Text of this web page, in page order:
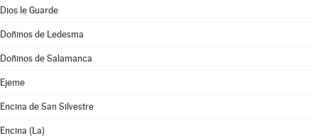
Dios le Guarde
Doñinos de Ledesma
Doñinos de Salamanca
Ejeme
Encina de San Silvestre
Encina (La)